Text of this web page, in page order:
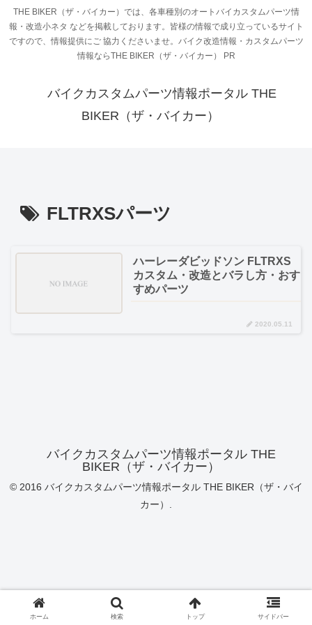
THE BIKER（ザ・バイカー）では、各車種別のオートバイカスタムパーツ情
報・改造小ネタ などを掲載しております。皆様の情報で成り立っているサイト
ですので、情報提供にご 協力くださいませ。バイク改造情報・カスタムパーツ
情報ならTHE BIKER（ザ・バイカー） PR
バイクカスタムパーツ情報ポータル THE
BIKER（ザ・バイカー）
FLTRXSパーツ
ハーレーダビッドソン FLTRXS
カスタム・改造とバラし方・おす
すめパーツ
2020.05.11
バイクカスタムパーツ情報ポータル THE
BIKER（ザ・バイカー）
© 2016 バイクカスタムパーツ情報ポータル THE BIKER（ザ・バイ
カー）.
ホーム 検索 トップ サイドバー